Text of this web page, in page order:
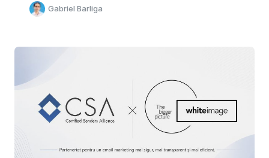
Gabriel Barliga